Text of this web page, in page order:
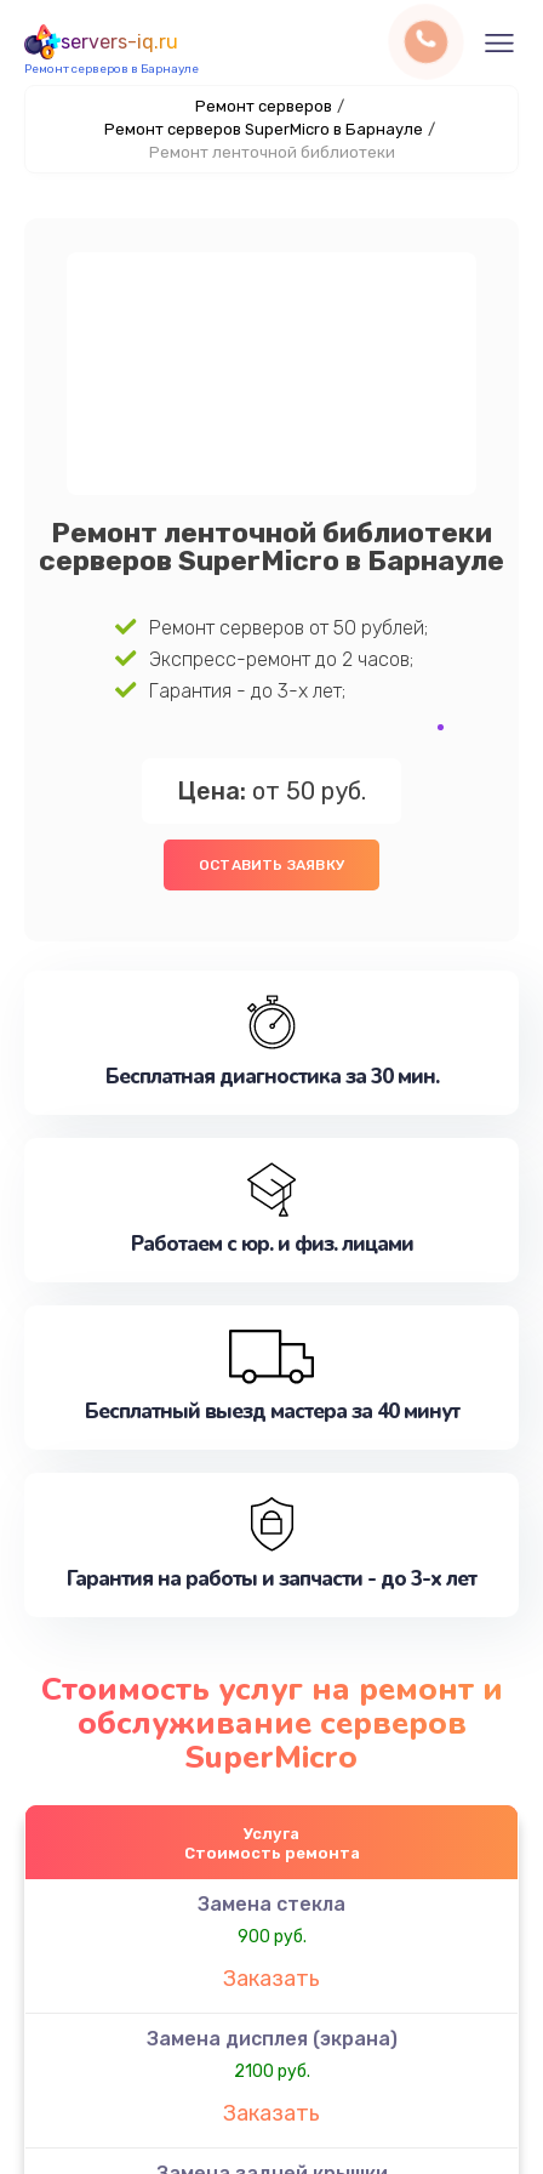
servers-iq.ru
Ремонт серверов в Барнауле
Ремонт серверов /
Ремонт серверов SuperMicro в Барнауле /
Ремонт ленточной библиотеки
Ремонт ленточной библиотеки
серверов SuperMicro в Барнауле
Ремонт серверов от 50 рублей;
Экспресс-ремонт до 2 часов;
Гарантия - до 3-х лет;
Цена: от 50 руб.
ОСТАВИТЬ ЗАЯВКУ
Бесплатная диагностика за 30 мин.
Работаем с юр. и физ. лицами
Бесплатный выезд мастера за 40 минут
Гарантия на работы и запчасти - до 3-х лет
Стоимость услуг на ремонт и
обслуживание серверов
SuperMicro
Услуга
Стоимость ремонта
Замена стекла
900 руб.
Заказать
Замена дисплея (экрана)
2100 руб.
Заказать